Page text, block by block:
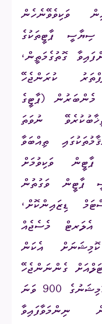
ވަކިވެވޭނެހެން
ސިޔާސީ ޕާޓީތަކުގެ
ގޮތުގެމަތީން،
ކުރަންޖެހޭ
މެންބަރުން (ޕާޓީގެ
ނުވަތަ
ތިއްބަވާ
ވަކިވުމަށް
ޕާޓީން ވަގުތުން
ޑިޒައިންކޮށް،
އެލަރޓް މެސެޖެއް
އެކަން
ގެންނަންޖެހޭ
ބަދަލު ގެނައުމަށް، ކޮމިޝަނުގެ 900 ވަނަ
ނިންމަވާފައިވާ